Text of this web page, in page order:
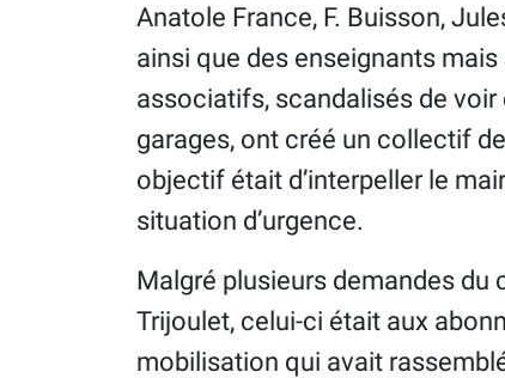
Anatole France, F. Buisson,
ainsi que des enseignants
associatifs, scandalisés de
garages, ont créé un collectif
objectif était d’interpeller le
situation d’urgence.
Malgré plusieurs demandes
Trijoulet, celui-ci était aux
mobilisation qui avait